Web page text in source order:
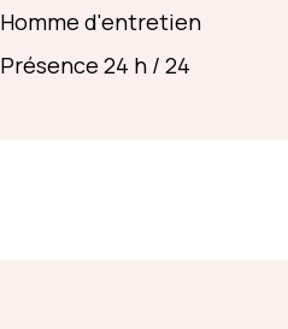
Homme d'entretien
Présence 24 h / 24